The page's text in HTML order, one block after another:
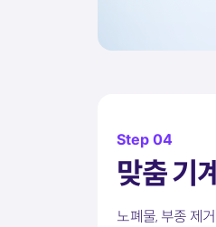
Step 04
맞춤 기
노폐물, 부종 제